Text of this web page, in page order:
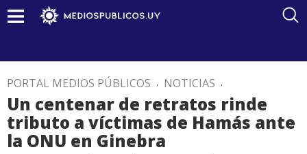
PORTAL MEDIOS PÚBLICOS . NOTICIAS .
Un centenar de retratos rinde
tributo a víctimas de Hamás ante
la ONU en Ginebra